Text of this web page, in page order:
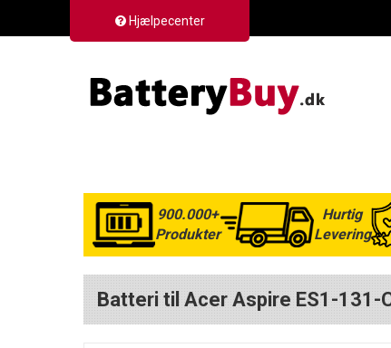
Hjælpecenter
900.000+
Produkter
Hurtig
Levering
Batteri til Acer Aspire ES1-131-